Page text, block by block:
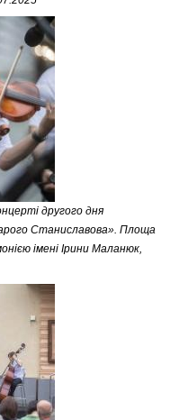
другого дня
Станиславова». Площа
імені Ірини Маланюк,